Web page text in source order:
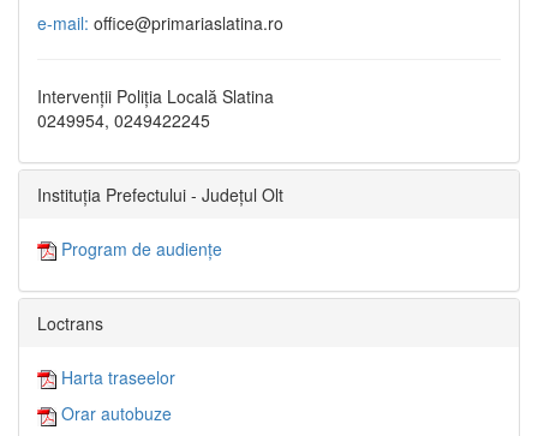
e-mail: office@primariaslatina.ro
Intervenții Poliția Locală Slatina
0249954, 0249422245
Instituția Prefectului - Județul Olt
Program de audiențe
Loctrans
Harta traseelor
Orar autobuze